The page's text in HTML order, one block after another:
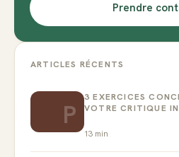
Prendre
ARTICLES RÉCENTS
P
3 EXERCICES
VOTRE CRITIQUE
13 min